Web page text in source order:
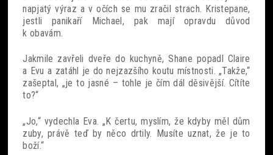
napjatý výraz a v očích se mu zračil strach. Kristepane,
jestli panikaří Michael, pak mají opravdu důvod
k obavám.
Jakmile zavřeli dveře do kuchyně, Shane popadl Claire
a Evu a zatáhl je do nejzazšího koutu místnosti. „Takže,“
zašeptal, „je to jasné – tohle je čím dál děsivější. Cítíte
to?“
„Jo,“ vydechla Eva. „K čertu, myslím, že kdyby měl dům
zuby, právě teď by něco drtily. Musíte uznat, že je to
boží.“